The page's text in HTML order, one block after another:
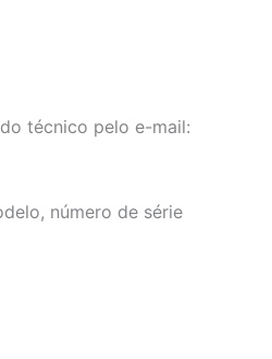
técnico pelo e-mail:
número de série